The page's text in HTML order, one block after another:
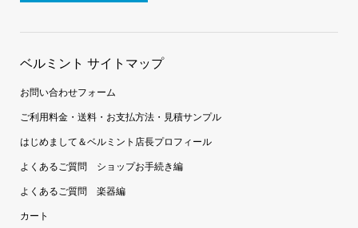
ベルミント サイトマップ
お問い合わせフォーム
ご利用料金・送料・お支払方法・見積サンプル
はじめまして＆ベルミント店長プロフィール
よくあるご質問 ショップお手続き編
よくあるご質問 楽器編
カート